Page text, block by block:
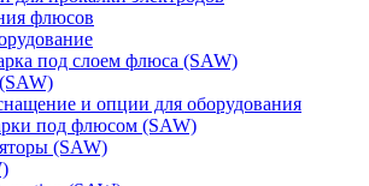
флюсов
под слоем флюса (SAW)
и опции для оборудования
под флюсом (SAW)
(SAW)